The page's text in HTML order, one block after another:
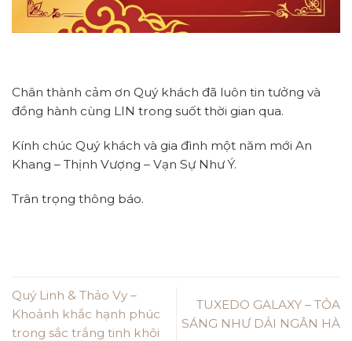
Chân thành cảm ơn Quý khách đã luôn tin tưởng và
đồng hành cùng LIN trong suốt thời gian qua.
Kính chúc Quý khách và gia đình một năm mới An
Khang – Thịnh Vượng – Vạn Sự Như Ý.
Trân trọng thông báo.
Quý Linh & Thảo Vy –
Khoảnh khắc hạnh phúc
trong sắc trắng tinh khôi
TUXEDO GALAXY – TỎA
SÁNG NHƯ DẢI NGÂN HÀ